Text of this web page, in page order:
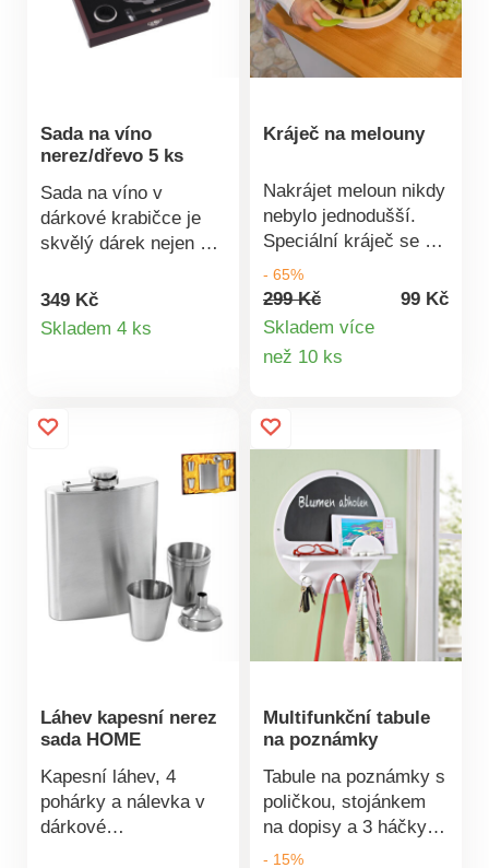
Sada na víno
nerez/dřevo 5 ks
Sada na víno v
dárkové krabičce je
skvělý dárek nejen pro
skládací vývrtku s
nožíkem, zátku,
nerez, dřevoRozměry:
349 Kč
Skladem 4 ks
Kráječ na melouny
Nakrájet meloun nikdy
nebylo jednodušší.
Speciální kráječ se o
to postará snadno a
rychle. Jednoduchá
manipulace díky
Rozměry: 35 x 31 x 7
- 65%
299 Kč
99 Kč
Skladem více
než 10 ks
Láhev kapesní nerez
sada HOME
Kapesní láhev, 4
pohárky a nálevka v
dárkové
Multifunkční tabule
na poznámky
Tabule na poznámky s
poličkou, stojánkem
na dopisy a 3 háčky
na zavěšení klíčů,
- 15%